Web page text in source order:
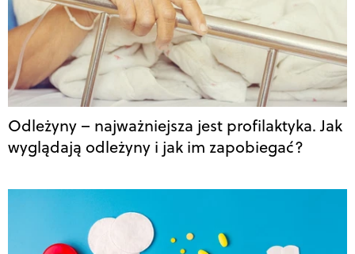
Odleżyny – najważniejsza jest profilaktyka. Jak
wyglądają odleżyny i jak im zapobiegać?